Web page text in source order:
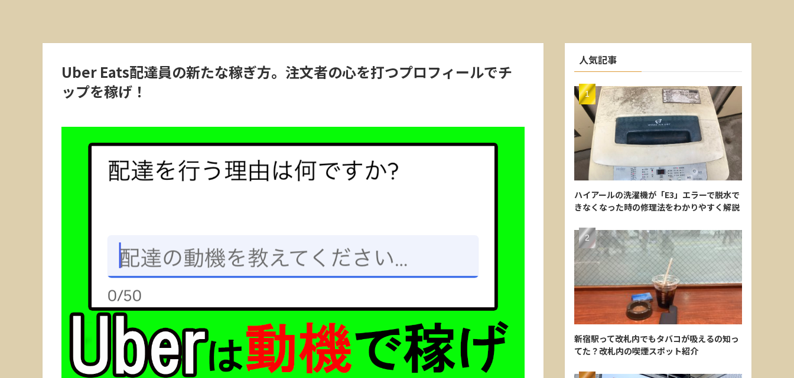
Uber Eats配達員の新たな稼ぎ方。注文者の心を打つプロフィールでチ
ップを稼げ！
人気記事
ハイアールの洗濯機が「E3」エラーで脱水で
きなくなった時の修理法をわかりやすく解説
新宿駅って改札内でもタバコが吸えるの知っ
てた？改札内の喫煙スポット紹介